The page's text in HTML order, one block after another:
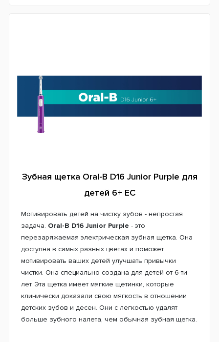
Зубная щетка Oral-B D16 Junior Purple для
детей 6+ ЕС
Мотивировать детей на чистку зубов - непростая
задача. Oral-B D16 Junior Purple - это
перезаряжаемая электрическая зубная щетка. Она
доступна в самых разных цветах и поможет
мотивировать ваших детей улучшать привычки
чистки. Она специально создана для детей от 6-ти
лет. Эта щетка имеет мягкие щетинки, которые
клинически доказали свою мягкость в отношении
детских зубов и десен. Они с легкостью удалят
больше зубного налета, чем обычная зубная щетка.